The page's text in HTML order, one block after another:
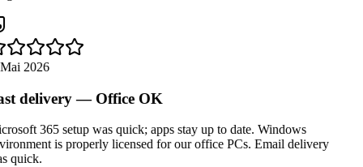
2026
delivery — Office OK
365 setup was quick; apps stay up to date. Windows
is properly licensed for our office PCs. Email delivery
quick.